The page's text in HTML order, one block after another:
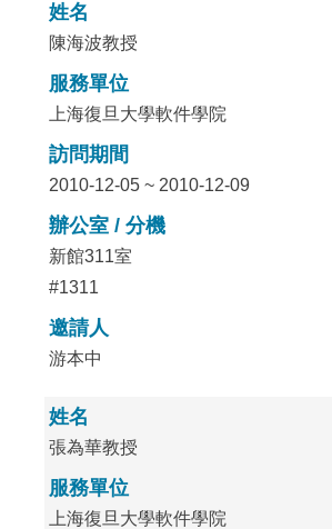
姓名
陳海波教授
服務單位
上海復旦大學軟件學院
訪問期間
2010-12-05 ~ 2010-12-09
辦公室 / 分機
新館311室
#1311
邀請人
游本中
姓名
張為華教授
服務單位
上海復旦大學軟件學院